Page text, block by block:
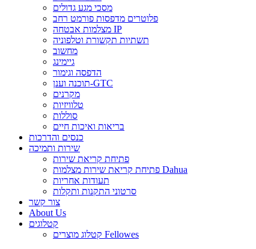
מסכי מגע גדולים
פלוטרים מדפסות פורמט רחב
מצלמות אבטחה IP
תשתיות תקשורת וטלפוניה
מחשוב
גיימינג
הדפסה וגימור
תוכנה וענן-GTC
מקרנים
טלוויזיות
סוללות
בריאות ואיכות חיים
כנסים והדרכות
שירות ותמיכה
פתיחת קריאת שירות
פתיחת קריאת שירות מצלמות Dahua
תעודות אחריות
סרטוני התקנות ותקלות
צור קשר
About Us
קטלוגים
קטלוג מוצרים Fellowes